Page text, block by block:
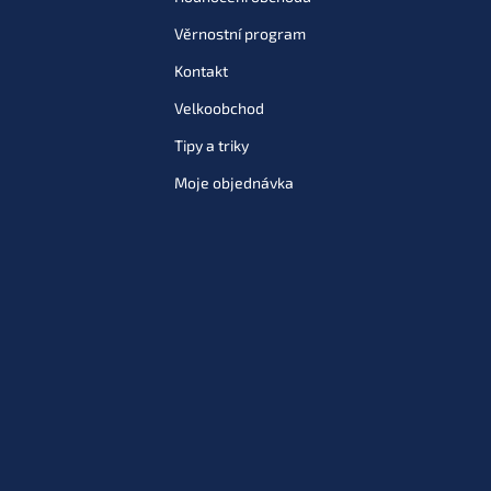
Věrnostní program
Kontakt
Velkoobchod
Tipy a triky
Moje objednávka